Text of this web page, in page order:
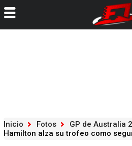
Inicio Fotos
GP de Australia
Hamilton alza su trofeo como